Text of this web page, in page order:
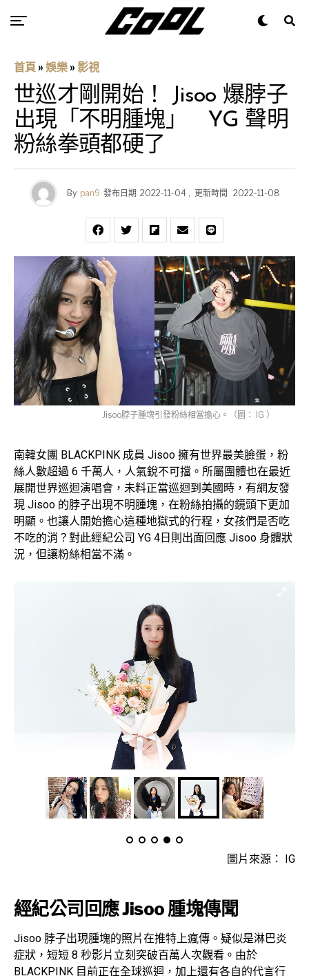
首頁 » 娛樂 » 影視
世巡才剛開始！ Jisoo 爆脖子
出現「不明腫塊」 YG 聲明
粉絲拳頭都硬了
By pan9 發布日期 2022-11-04, 更新時間 2022-11-08
Jisoo脖子腫塊引發粉絲相當擔心。（圖： IG ）
南韓女團 BLACKPINK 成員 Jisoo 擁有世界最美臉蛋，粉
絲人數超過 6 千萬人，人氣銳不可擋。所屬團體也在最近
展開世界巡迴演唱會，未料正當巡迴到美國時，有網友發
現 Jisoo 的脖子出現不明腫塊，在粉絲拍攝的鏡頭下更加
明顯。也讓人開始擔心這種地獄式的行程，女孩們是否吃
不吃的消？對此經紀公司 YG 4日則出面回應 Jisoo 身體狀
況，但讓粉絲相當不滿。
圖片來源： IG
經紀公司回應 Jisoo 腫塊傳聞
Jisoo 脖子出現腫塊的照片在推特上瘋傳。疑似是淋巴炎
症狀，短短 8 秒影片立刻突破百萬人次觀看。由於
BLACKPINK 目前正在全球巡迴，加上還有各自的代言行